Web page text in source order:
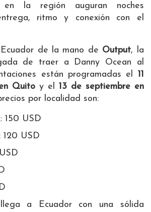
en la región auguran noches
ritmo y conexión con el
de la mano de Output, la
de traer a Danny Ocean al
están programadas el 11
Quitoy el 13 de septiembre en
por localidad son:
150 USD
120 USD
a Ecuador con una sólida